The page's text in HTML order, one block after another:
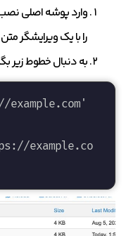
وارد پوشه اصلی
را با یک ویرایشگر متن
به دنبال خطوط زیر
example.co